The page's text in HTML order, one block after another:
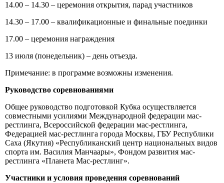
14.00 – 14.30 – церемония открытия, парад участников
14.30 – 17.00 – квалификационные и финальные поединки
17.00 – церемония награждения
13 июля (понедельник) – день отъезда.
Примечание: в программе возможны изменения.
Руководство соревнованиями
Общее руководство подготовкой Кубка осуществляется
совместными усилиями Международной федерации мас-
рестлинга, Всероссийской федерации мас-рестлинга,
Федерацией мас-рестлинга города Москвы, ГБУ Республики
Саха (Якутия) «Республиканский центр национальных видов
спорта им. Василия Манчаары», Фондом развития мас-
рестлинга «Планета Мас-рестлинг».
Участники и условия проведения соревнований